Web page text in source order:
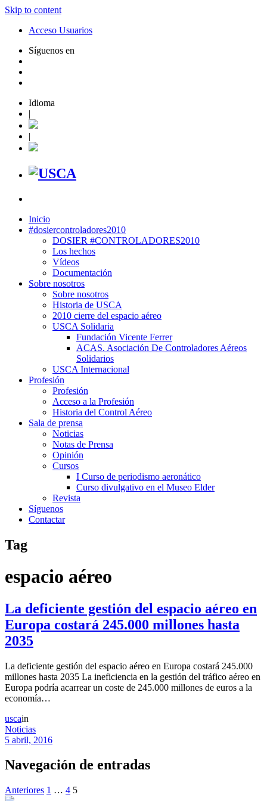
Skip to content
Acceso Usuarios
Síguenos en
Idioma
|
|
Inicio
#dosiercontroladores2010
DOSIER #CONTROLADORES2010
Los hechos
Vídeos
Documentación
Sobre nosotros
Sobre nosotros
Historia de USCA
2010 cierre del espacio aéreo
USCA Solidaria
Fundación Vicente Ferrer
ACAS. Asociación De Controladores Aéreos
Solidarios
USCA Internacional
Profesión
Profesión
Acceso a la Profesión
Historia del Control Aéreo
Sala de prensa
Noticias
Notas de Prensa
Opinión
Cursos
I Curso de periodismo aeronático
Curso divulgativo en el Museo Elder
Revista
Síguenos
Contactar
Tag
espacio aéreo
La deficiente gestión del espacio aéreo en
Europa costará 245.000 millones hasta
2035
La deficiente gestión del espacio aéreo en Europa costará 245.000
millones hasta 2035 La ineficiencia en la gestión del tráfico aéreo en
Europa podría acarrear un coste de 245.000 millones de euros a la
economía…
uscain
Noticias
5 abril, 2016
Navegación de entradas
Anteriores 1 … 4 5